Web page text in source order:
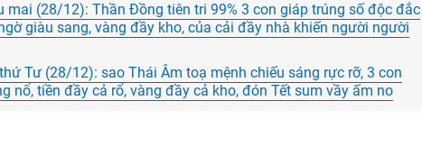
mai (28/12): Thần Đồng tiên tri 99% 3 con giáp trúng số độc đắc
giàu sang, vàng đầy kho, của cải đầy nhà khiến người người
Tư (28/12): sao Thái Âm toạ mệnh chiếu sáng rực rỡ, 3 con
nổ, tiền đầy cả rổ, vàng đầy cả kho, đón Tết sum vầy ấm no